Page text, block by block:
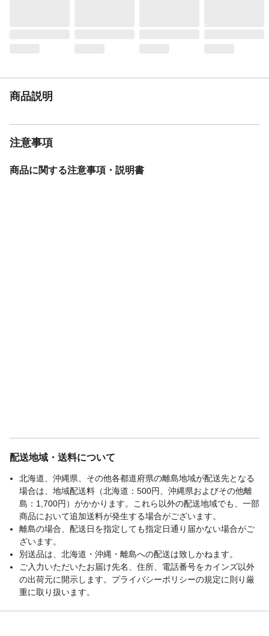
商品説明
注意事項
商品に関する注意事項・説明書
配送地域・送料について
北海道、沖縄県、その他各都道府県の離島地域が配送先となる
場合は、地域配送料（北海道：500円、沖縄県およびその他離
島：1,700円）がかかります。これら以外の配送地域でも、一部
商品において追加送料が発生する場合がございます。
離島の場合、配送日を指定しても指定日通り届かない場合がご
ざいます。
別送品は、北海道・沖縄・離島への配送は致しかねます。
ご入力いただいたお届け先名、住所、電話番号をカインズ以外
の出荷元に開示します。プライバシーポリシーの規定に則り厳
重に取り扱います。